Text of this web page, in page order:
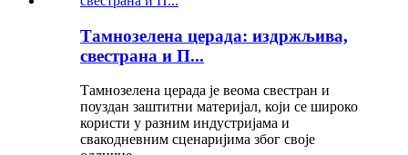
Тамнозелена церада: издржљива,
свестрана и П...
Тамнозелена церада је веома свестран и
поуздан заштитни материјал, који се широко
користи у разним индустријама и
свакодневним сценаријима због своје